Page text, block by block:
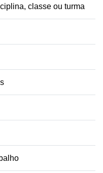
classe ou turma